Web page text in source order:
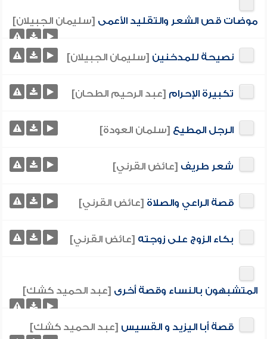
موضات قص الشعر والتقليد الأعمى [سليمان الجبيلان]
نصيحة للمدخنين [سليمان الجبيلان]
تكبيرة الإحرام [عبد الرحيم الطحان]
الرجل المطيع [سلمان العودة]
شعر طريف [عائض القرني]
قصة الراعي والصلاة [عائض القرني]
بكاء الزوج على زوجته [عائض القرني]
المتشبهون بالنساء وقصة أخرى [عبد الحميد كشك]
قصة أبا اليزيد و القسيس [عبد الحميد كشك]